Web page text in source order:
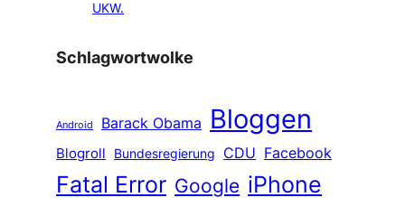
UKW.
Schlagwortwolke
Android Barack Obama Bloggen
Blogroll Bundesregierung CDU Facebook
Fatal Error Google iPhone